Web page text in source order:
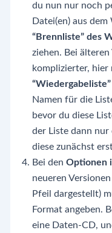
du nun nur noch
Datei(en) aus
“Brennliste” des
ziehen. Bei
komplizierter, hier
Namen für die
bevor du diese
der Liste dann
diese zunächst
Bei den Optionen
neueren
Pfeil dargestellt)
Format angeben.
eine Daten-CD,